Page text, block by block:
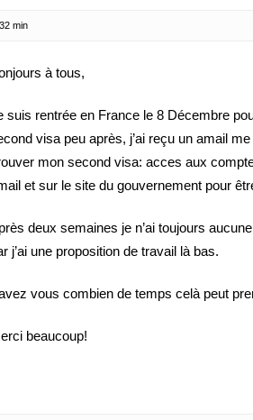
min
à tous,
suis rentrée en France le 8 Décembre
visa peu après, j’ai reçu un amail
mon second visa: acces aux
et sur le site du gouvernement pour
deux semaines je n’ai toujours
j’ai une proposition de travail là bas.
vous combien de temps celà peut
beaucoup!